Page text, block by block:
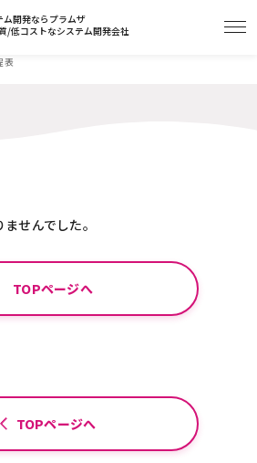
ム開発ならプラムザ
/低コストなシステム開発会社
表
せんでした。
TOPページへ
TOPページへ